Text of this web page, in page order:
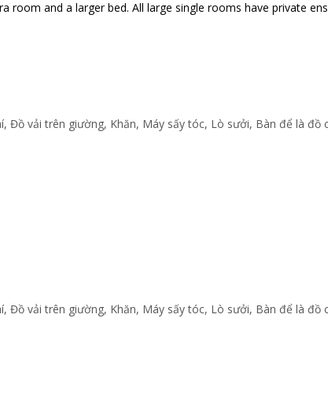
and a larger bed. All large single rooms have private
, Đồ vải trên giường, Khăn, Máy sấy tóc, Lò sưởi, Bàn để là đồ
, Đồ vải trên giường, Khăn, Máy sấy tóc, Lò sưởi, Bàn để là đồ